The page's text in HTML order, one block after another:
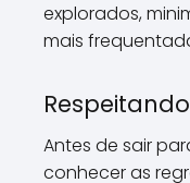
explorados,
mais
Antes de sair
conhecer as